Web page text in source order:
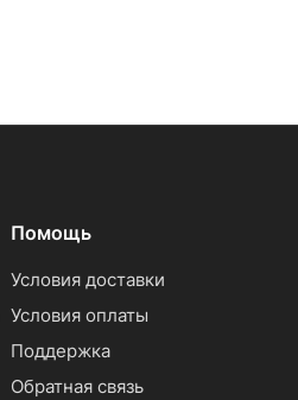
Помощь
Условия доставки
Условия оплаты
Поддержка
Обратная связь